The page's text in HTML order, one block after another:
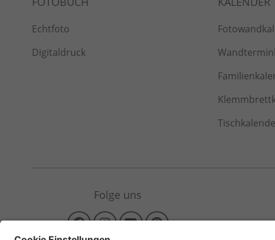
Echtfoto
Digitaldruck
Folge uns